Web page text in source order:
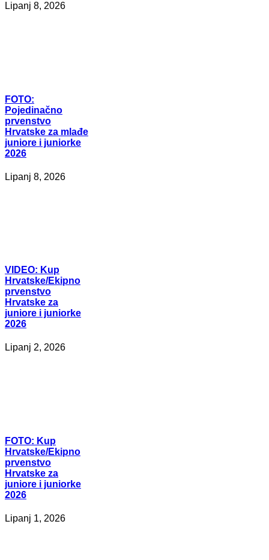
Lipanj 8, 2026
FOTO:
Pojedinačno
prvenstvo
Hrvatske za mlađe
juniore i juniorke
2026
Lipanj 8, 2026
VIDEO: Kup
Hrvatske/Ekipno
prvenstvo
Hrvatske za
juniore i juniorke
2026
Lipanj 2, 2026
FOTO: Kup
Hrvatske/Ekipno
prvenstvo
Hrvatske za
juniore i juniorke
2026
Lipanj 1, 2026